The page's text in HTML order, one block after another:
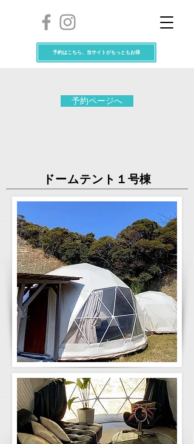
予約はこちら、当サイトがもっともお得
予約ページへ
ドームテント１ 号棟